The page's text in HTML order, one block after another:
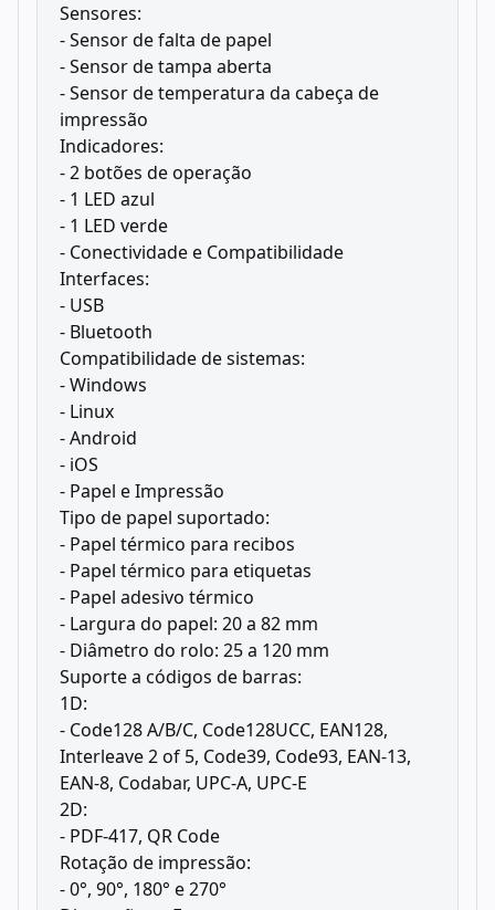
Sensores:
- Sensor de falta de papel
- Sensor de tampa aberta
- Sensor de temperatura da cabeça de
impressão
Indicadores:
- 2 botões de operação
- 1 LED azul
- 1 LED verde
- Conectividade e Compatibilidade
Interfaces:
- USB
- Bluetooth
Compatibilidade de sistemas:
- Windows
- Linux
- Android
- iOS
- Papel e Impressão
Tipo de papel suportado:
- Papel térmico para recibos
- Papel térmico para etiquetas
- Papel adesivo térmico
- Largura do papel: 20 a 82 mm
- Diâmetro do rolo: 25 a 120 mm
Suporte a códigos de barras:
1D:
- Code128 A/B/C, Code128UCC, EAN128,
Interleave 2 of 5, Code39, Code93, EAN-13,
EAN-8, Codabar, UPC-A, UPC-E
2D:
- PDF-417, QR Code
Rotação de impressão:
- 0°, 90°, 180° e 270°